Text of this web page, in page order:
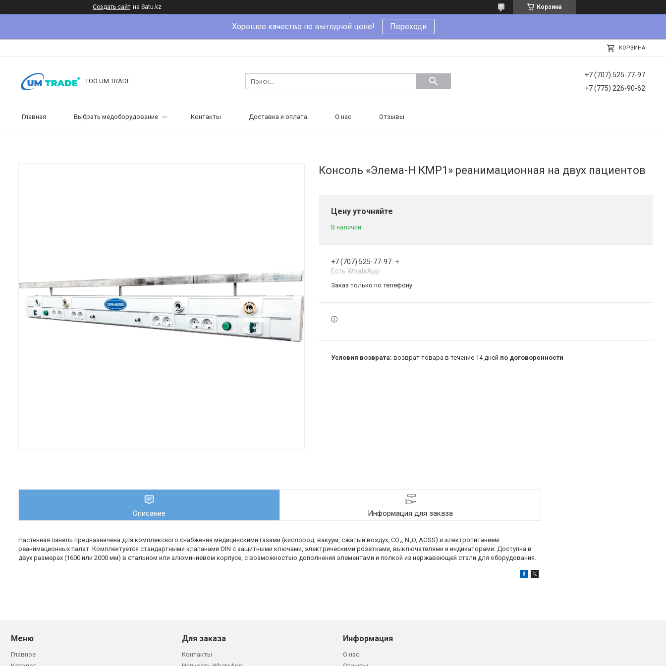
Создать сайт на Satu.kz Корзина
Хорошее качество по выгодной цене! Переходи
КОРЗИНА
ТОО UM TRADE
+7 (707) 525-77-97
+7 (775) 226-90-62
Главная Выбрать медоборудование Контакты Доставка и оплата О нас Отзывы
Консоль «Элема-Н КМР1» реанимационная на двух пациентов
Цену уточняйте
В наличии
+7 (707) 525-77-97
Есть WhatsApp
Заказ только по телефону
возврат товара в течение 14 дней по договоренности
Описание Информация для заказа
Настенная панель предназначена для комплексного снабжения медицинскими газами (кислород, вакуум, сжатый воздух, CO₂, N₂O, AGSS) и электропитанием
реанимационных палат. Комплектуется стандартными клапанами DIN с защитными ключами, электрическими розетками, выключателями и индикаторами. Доступна в
двух размерах (1600 или 2000 мм) в стальном или алюминиевом корпусе, с возможностью дополнения элементами и полкой из нержавеющей стали для оборудования.
Меню
Главное
Для заказа
Контакты
Информация
О нас